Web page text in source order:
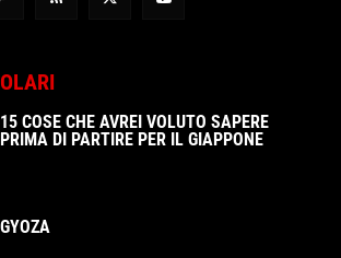
15 COSE CHE AVREI VOLUTO SAPERE
PRIMA DI PARTIRE PER IL GIAPPONE
GYOZA